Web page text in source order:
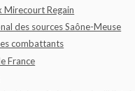
Mirecourt Regain
des sources Saône-Meuse
combattants
France